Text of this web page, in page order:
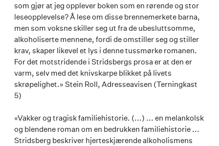
som gjør at jeg opplever boken som en rørende og stor
leseopplevelse? Å lese om disse brennemerkete barna,
men som voksne skiller seg ut fra de ubesluttsomme,
alkoholiserte mennene, fordi de omstiller seg og stiller
krav, skaper likevel et lys i denne tussmørke romanen.
For det motstridende i Stridsbergs prosa er at den er
varm, selv med det knivskarpe blikket på livets
skrøpelighet.» Stein Roll, Adresseavisen (Terningkast
5)
«Vakker og tragisk familiehistorie. (...) ... en melankolsk
og blendene roman om en bedrukken familiehistorie ...
Stridsberg beskriver hjerteskjærende alkoholismens